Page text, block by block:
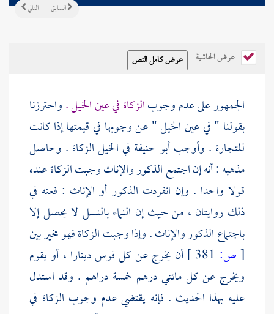
التالي السابق
عرض الحاشية
الجمهور على عدم وجوبالزكاة في عين الخيل .واحترزنا
بقولنا " في عين الخيل " عن وجوبها في قيمتها إذا كانت
للتجارة . وأوجبأبو حنيفة في الخيل الزكاة . وحاصل
مذهبه : أنه إن اجتمع الذكور والإناث وجبت الزكاة عنده
قولا واحدا . وإن انفردت الذكور أو الإناث : فعنه في
ذلك روايتان ، من حيث إن النماء بالنسل لا يحصل إلا
باجتماع الذكور والإناث . وإذا وجبت الزكاة فهو مخير بين
[ص:
أن يخرج عن كل فرس دينارا ، أو يقوم
ويخرج عن كل مائتي درهم خمسة دراهم . وقد استدل
عليه بهذا الحديث . فإنه يقتضي عدم وجوب الزكاة في